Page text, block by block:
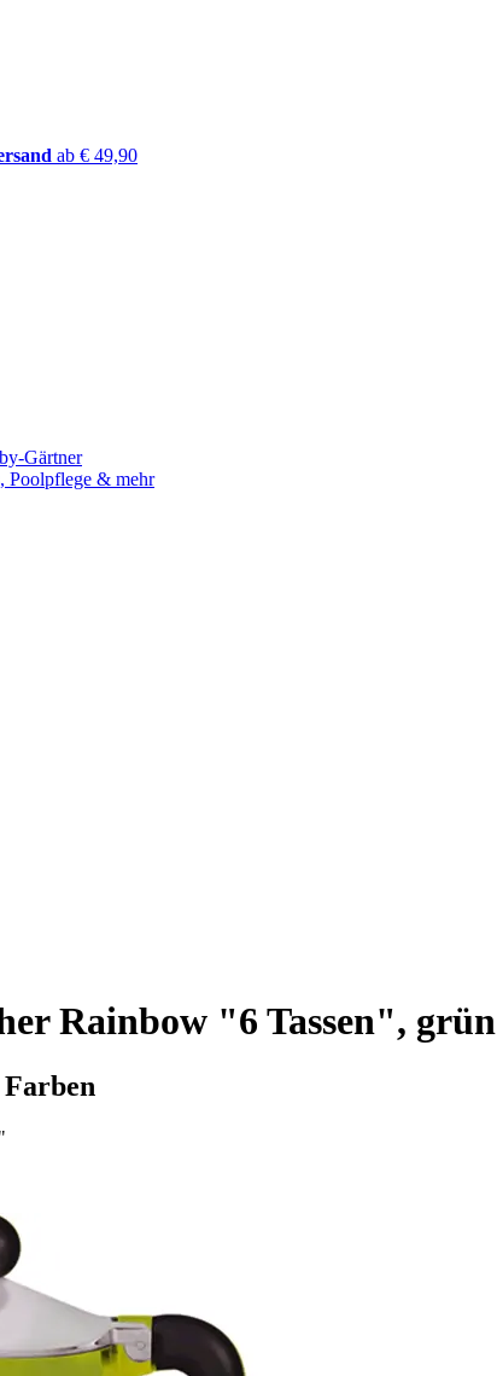
ab € 49,90
Gärtner
Poolpflege & mehr
Rainbow "6 Tassen", grün